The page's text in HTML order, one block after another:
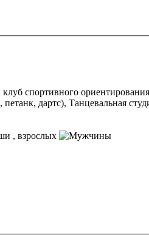
спортивного
дартс), Танцевальная
, взрослых